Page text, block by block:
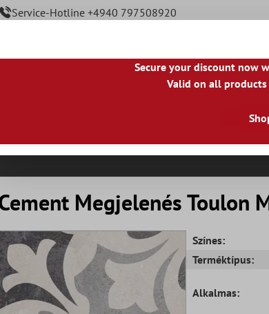
Service-Hotline +4940 797508920
|PL|PT|FI|GR|RO
Megjelenés Toulon
Színes:
Terméktípus:
Alkalmas:
Secure your discount now
Valid on all products